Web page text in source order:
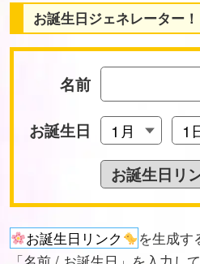
お誕生日ジェネレーター！
名前
お誕生日
お誕生日リンク
を生成す